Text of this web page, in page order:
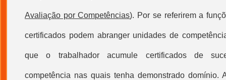
Avaliação por Competências). Por se referirem a
certificados podem abranger unidades de
que o trabalhador acumule certificados de
competência nas quais tenha demonstrado domínio.